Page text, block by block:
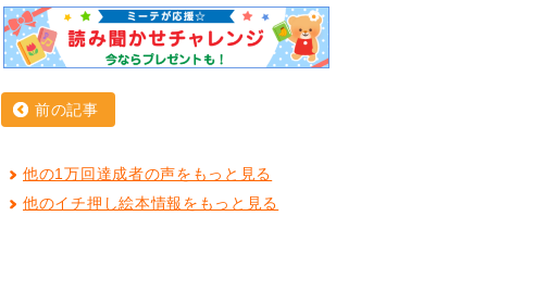
前の記事
他の1万回達成者の声をもっと見る
他のイチ押し絵本情報をもっと見る